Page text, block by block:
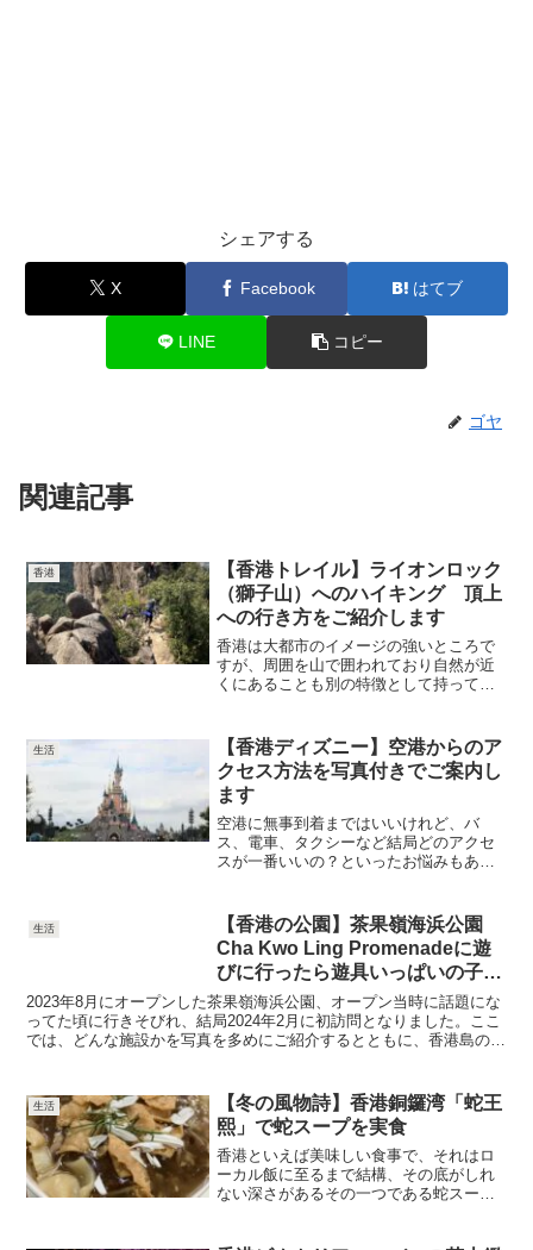
シェアする
X Facebook はてブ
LINE コピー
ゴヤ
関連記事
香港
【香港トレイル】ライオンロック
（獅子山）へのハイキング 頂上
への行き方をご紹介します
香港は大都市のイメージの強いところで
すが、周囲を山で囲われており自然が近
くにあることも別の特徴として持ってい
ハイキングコースとも言える場所で、香
港駐在でアウトドアに興味...
生活
【香港ディズニー】空港からのア
クセス方法を写真付きでご案内し
ます
空港に無事到着まではいいけれど、バ
ス、電車、タクシーなど結局どのアクセ
スが一番いいの？といったお悩みもある
ーランドへの移動手段をご紹介します
生活
【香港の公園】茶果嶺海浜公園
Cha Kwo Ling Promenadeに遊
びに行ったら遊具いっぱいの子供
の楽園だった
2023年8月にオープンした茶果嶺海浜公園、オープン当時に話題にな
ってた頃に行きそびれ、結局2024年2月に初訪問となりました。ここ
では、どんな施設かを写真を多めにご紹介するとともに、香港島の西
生活
【冬の風物詩】香港銅鑼湾「蛇王
熙」で蛇スープを実食
香港といえば美味しい食事で、それはロ
ーカル飯に至るまで結構、その底がしれ
ない深さがあるその一つである蛇スープ